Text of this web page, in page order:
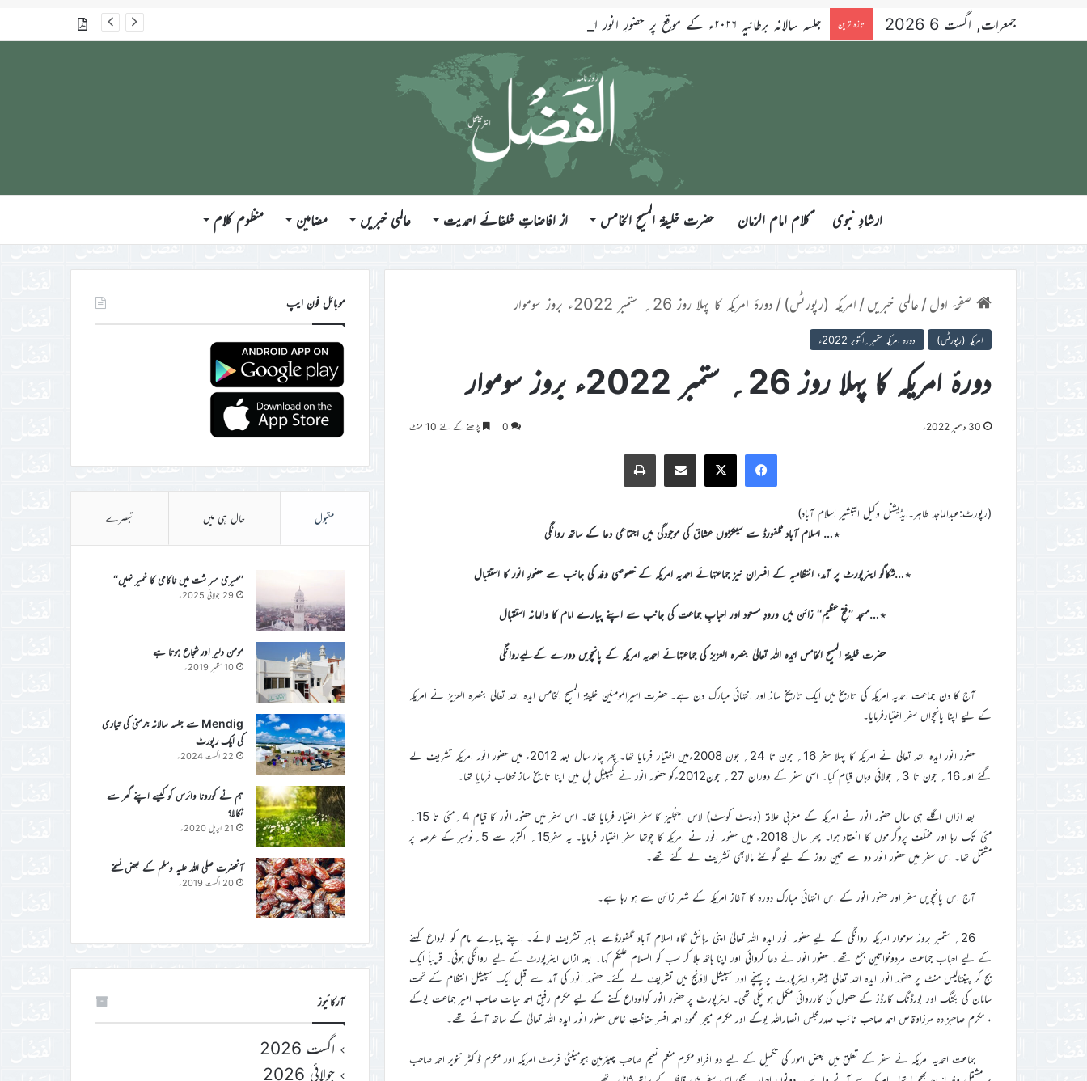
جمعرات, اگست 6 2026 تازہ ترین گذشتہ شمارے
ارشادِ نبوی ؑکلام امام الزمان حضرت خلیفۃ المسیح الخامس از افاضاتِ خلفائے احمدیت عالمی خبریں مضامین منظوم کلام
صفحۂ اول/ عالمی خبریں/ امریکہ (رپورٹس) / دورۂ امریکہ کا پہلا روز 26؍ ستمبر 2022ء بروز سوموار
امریکہ (رپورٹس) دورہ امریکہ ستمبر؍اکتوبر 2022ء
دورۂ امریکہ کا پہلا روز 26؍ ستمبر 2022ء بروز سوموار
30 دسمبر 2022ء 0 پڑھنے کے لئے 10 منٹ
Facebook
X
Share via Email
Print
(رپورٹ:عبدالماجد طاہر۔ایڈیشنل وکیل التبشیر اسلام آباد)
٭… اسلام آباد ٹلفورڈ سے سینکڑوں عشاق کی موجودگی میں اجتماعی دعا کے ساتھ روانگی
٭…شکاگو ایئرپورٹ پر آمد، انتظامیہ کے افسران نیز جماعتہائے احمدیہ امریکہ کے خصوصی وفد کی جانب سے حضورِ انور کا استقبال
٭…مسجد ’’فتحِ عظیم‘‘ زائن میں ورودِ مسعود اور احبابِ جماعت کی جانب سے اپنے پیارے امام کا والہانہ استقبال
حضرت خلیفۃ المسیح الخامس ایّدہ اللہ تعالیٰ بنصرہ العزیز کی جماعتہائے احمدیہ امریکہ کے پانچویں دورے کےلیےروانگی
آج کا دن جماعت احمدیہ امریکہ کی تاریخ میں ایک تاریخ ساز اور انتہائی مبارک دن ہے۔ حضرت امیرالمومنین خلیفۃ المسیح الخامس ایدہ اللہ تعالیٰ بنصرہ العزیز نے امریکہ
کے لیے اپنا پانچواں سفر اختیارفرمایا۔
حضور انور ایدہ اللہ تعالیٰ نے امریکہ کا پہلا سفر 16؍ جون تا 24؍ جون 2008ءمیں اختیار فرمایا تھا۔ پھر چار سال بعد 2012ء میں حضور انور امریکہ تشریف لے
گئے اور 16؍ جون تا 3؍ جولائی وہاں قیام کیا۔ اسی سفر کے دوران 27؍ جون2012ءکو حضور انور نے کیپیٹل ہل میں اپنا تاریخ ساز خطاب فرمایا تھا۔
بعد ازاں اگلے ہی سال حضور انور نے امریکہ کے مغربی علاقہ (ویسٹ کوسٹ) لاس اینجلیز کا سفر اختیار فرمایا تھا۔ اس سفر میں حضور انور کا قیام 4؍مئی تا 15؍
مئی تک رہا اور مختلف پروگراموں کا انعقاد ہوا۔ پھر سال 2018ء میں حضور انور نے امریکہ کا چوتھا سفر اختیار فرمایا۔ یہ سفر15؍ اکتوبر سے 5؍نومبر کے عرصہ پر
مشتمل تھا۔ اس سفر میں حضور انور دو سے تین روز کے لیے گوئٹے مالابھی تشریف لے گئے تھے۔
آج اس پانچویں سفر اور حضور انور کے اس انتہائی مبارک دورہ کا آغاز امریکہ کے شہر زائن سے ہو رہا ہے۔
26؍ ستمبر بروز سوموار امریکہ روانگی کے لیے حضور انور ایدہ اللہ تعالیٰ اپنی رہائش گاہ اسلام آباد ٹلفورڈسے باہر تشریف لائے۔ اپنے پیارے امام کو الوداع کہنے
کے لیے احباب جماعت مردوخواتین جمع تھے۔ حضور انور نے دعا کروائی اور اپنا ہاتھ ہلا کر سب کو السلام علیکم کہا۔ بعد ازاں ایئرپورٹ کے لیے روانگی ہوئی۔ قریباً ایک
بج کر پینتالیس منٹ پر حضور انور ایدہ اللہ تعالیٰ ہیتھرو ایئرپورٹ پر پہنچے اور سپیشل لاؤنج میں تشریف لے گئے۔ حضور انور کی آمد سے قبل ایک سپیشل انتظام کے تحت
سامان کی بکنگ اور بورڈنگ کارڈز کے حصول کی کارروائی مکمل ہو چکی تھی۔ ایئرپورٹ پر حضور انور کوالوداع کہنے کے لیے مکرم رفیق احمد حیات صاحب امیر جماعت یوکے
، مکرم صاحبزادہ مرزاوقاص احمد صاحب نائب صدرمجلس انصاراللہ یوکے اور مکرم میجر محمود احمد افسر حفاظتِ خاص حضور انور ایدہ اللہ تعالیٰ کے ساتھ آئے تھے۔
جماعت احمدیہ امریکہ نے سفر کے تعلق میں بعض امور کی تکمیل کے لیے دو افراد مکرم منعم نعیم صاحب چیئرمین ہیومینٹی فرسٹ امریکہ اور مکرم ڈاکٹر تنویر احمد صاحب
موبائل فون ایپ
مقبول حال ہی میں تبصرے
’’میری سر شت میں ناکامی کا خمیر نہیں‘‘
29 جولائی 2025ء
مومن دلیر اور شجاع ہوتا ہے
10 ستمبر 2019ء
Mendig سے جلسہ سالانہ جرمنی کی تیاری
کی ایک رپورٹ
22 اگست 2024ء
ہم نے کورونا وائرس کو کیسے اپنے گھر سے
نکالا؟
21 اپریل 2020ء
آنحضرت صلی اللہ علیہ وسلم کے بعض نسخے
20 اگست 2019ء
آرکائیوز
اگست 2026
جولائی 2026